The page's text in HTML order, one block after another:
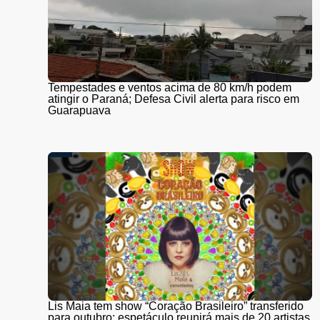
Tempestades e ventos acima de 80 km/h podem
atingir o Paraná; Defesa Civil alerta para risco em
Guarapuava
Lis Maia tem show “Coração Brasileiro” transferido
para outubro; espetáculo reunirá mais de 20 artistas